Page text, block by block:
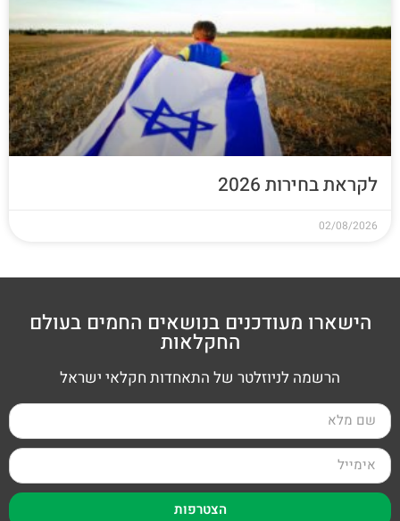
לקראת בחירות 2026
02/08/2026
הישארו מעודכנים בנושאים החמים בעולם
החקלאות
הרשמה לניוזלטר של התאחדות חקלאי ישראל
הצטרפות